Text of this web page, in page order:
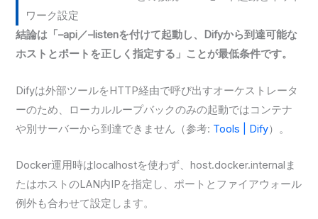
ワーク設定
結論は「–api／–listenを付けて起動し、Difyから到達可能な
ホストとポートを正しく指定する」ことが最低条件です。
Difyは外部ツールをHTTP経由で呼び出すオーケストレータ
ーのため、ローカルループバックのみの起動ではコンテナ
や別サーバーから到達できません（参考: Tools | Dify）。
Docker運用時はlocalhostを使わず、host.docker.internalま
たはホストのLAN内IPを指定し、ポートとファイアウォール
例外も合わせて設定します。